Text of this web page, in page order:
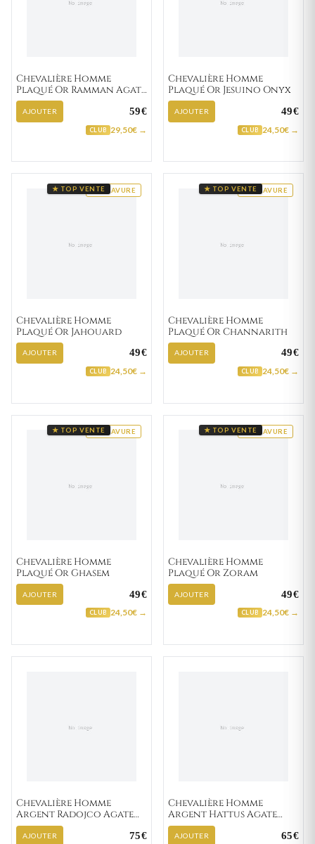
Chevalière Homme
Plaqué Or Ramman Agate
Noir
AJOUTER 59€
CLUB 29,50€ →
Chevalière Homme
Plaqué Or Jesuino Onyx
AJOUTER 49€
CLUB 24,50€ →
GRAVURE
★ TOP VENTE
Chevalière Homme
Plaqué Or Jahouard
AJOUTER 49€
CLUB 24,50€ →
GRAVURE
★ TOP VENTE
Chevalière Homme
Plaqué Or Channarith
AJOUTER 49€
CLUB 24,50€ →
GRAVURE
★ TOP VENTE
Chevalière Homme
Plaqué Or Ghasem
AJOUTER 49€
CLUB 24,50€ →
GRAVURE
★ TOP VENTE
Chevalière Homme
Plaqué Or Zoram
AJOUTER 49€
CLUB 24,50€ →
Chevalière Homme
Argent Radojco Agate
Noir
AJOUTER 75€
Chevalière Homme
Argent Hattus Agate
Noir
AJOUTER 65€